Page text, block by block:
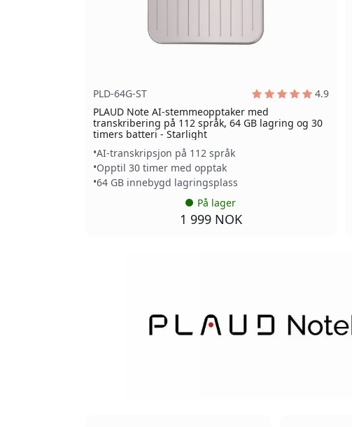
PLD-64G-ST
4.9
PLAUD Note AI-stemmeopptaker med
transkribering på 112 språk, 64 GB lagring og 30
timers batteri - Starlight
AI-transkripsjon på 112 språk
Opptil 30 timer med opptak
64 GB innebygd lagringsplass
På lager
1 999 NOK